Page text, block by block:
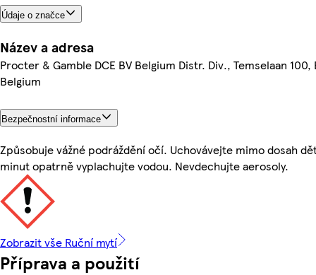
Údaje o značce
Název a adresa
Procter & Gamble DCE BV Belgium Distr. Div., Temselaan
Belgium
Bezpečnostní informace
Způsobuje vážné podráždění očí. Uchovávejte mimo dosah
minut opatrně vyplachujte vodou. Nevdechujte aerosoly.
Zobrazit vše Ruční mytí
Příprava a použití